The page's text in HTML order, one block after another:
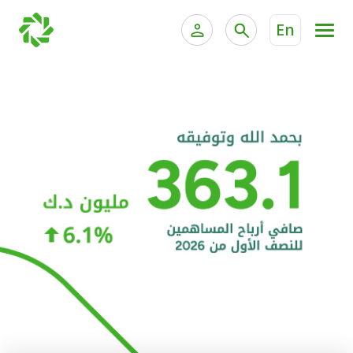
En
الخدمات المصرفية الإلكترونية للشركات
خدمة "بيتك" للتداول الإلكتروني
الحسابات المصرفية
البطاقات
"برامج العملاء"